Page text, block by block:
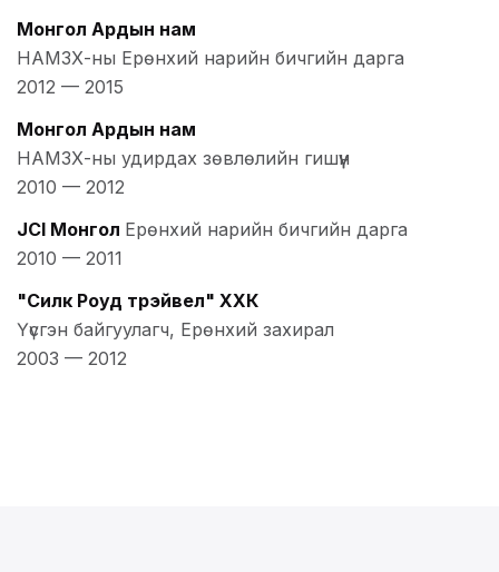
Монгол Ардын нам
НАМЗХ-ны Ерөнхий нарийн бичгийн дарга
2012 — 2015
Монгол Ардын нам
НАМЗХ-ны удирдах зөвлөлийн гишүүн
2010 — 2012
JCI Монгол Ерөнхий нарийн бичгийн дарга
2010 — 2011
"Силк Роуд трэйвел" ХХК
Үүсгэн байгуулагч, Ерөнхий захирал
2003 — 2012